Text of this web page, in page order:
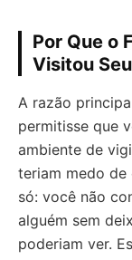
Por Que o
Visitou
A razão
permitisse que
ambiente de
teriam medo de
só: você não
alguém sem
poderiam ver.